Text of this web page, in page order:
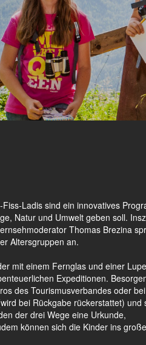
Ladis sind ein innovatives
Natur und Umwelt geben soll.
Thomas Brezina
Altersgruppen an.
mit einem Fernglas und einer Lupe
Expeditionen.
des Tourismusverbandes oder
bei Rückgabe rückerstattet) und
der drei Wege eine Urkunde,
können sich die Kinder ins große